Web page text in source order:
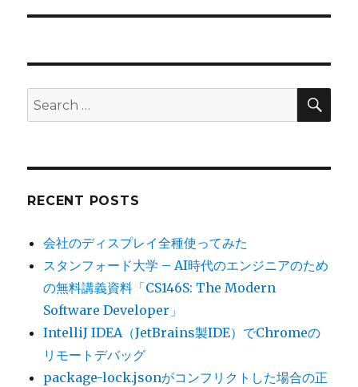
Search
for:
RECENT POSTS
会社のディスプレイ全種使ってみた
スタンフォード大学 – AI時代のエンジニアのため
の無料講義資料「CS146S: The Modern
Software Developer」
IntelliJ IDEA（JetBrains製IDE）でChromeの
リモートデバッグ
package-lock.jsonがコンフリクトした場合の正